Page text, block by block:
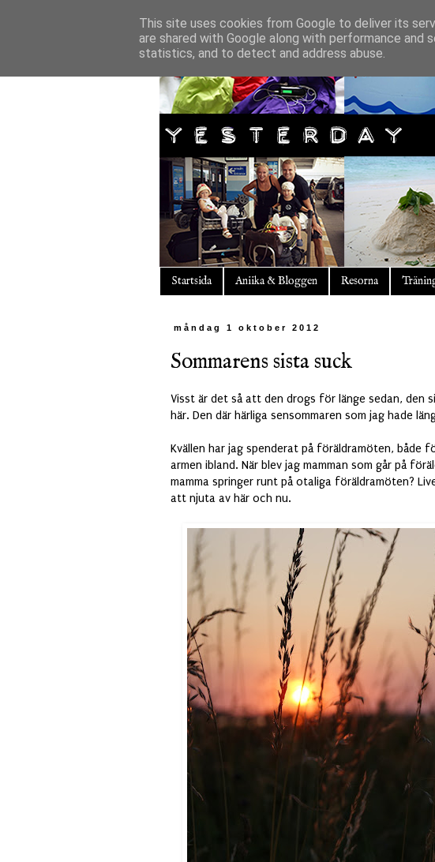
Startsida Aniika & Bloggen Resorna
måndag 1 oktober 2012
Sommarens sista suck
Visst är det så att den drogs för länge sedan, den
här. Den där härliga sensommaren som jag hade
Kvällen har jag spenderat på föräldramöten, både
armen ibland. När blev jag mamman som går på
mamma springer runt på otaliga föräldramöten?
att njuta av här och nu.
This site uses cookies from Google to deliver its
are shared with Google along with performance
statistics, and to detect and address abuse.